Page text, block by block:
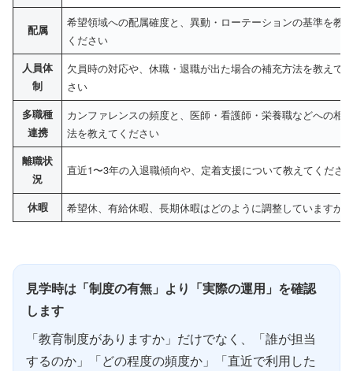
配属
希望領域への配属確度と、異動・ローテーションの基準を教
ください
人員体
制
欠員時の対応や、休職・退職が出た場合の補充方法を教えて
さい
多職種
連携
カンファレンスの頻度と、医師・看護師・栄養職などへの相
法を教えてください
離職状
況
直近1〜3年の入退職傾向や、定着支援について教えてくださ
休暇 希望休、有給休暇、長期休暇はどのように調整していますか
見学時は「制度の有無」より「実際の運用」を確認
します
「教育制度がありますか」だけでなく、「誰が担当
するのか」「どの程度の頻度か」「直近で利用した